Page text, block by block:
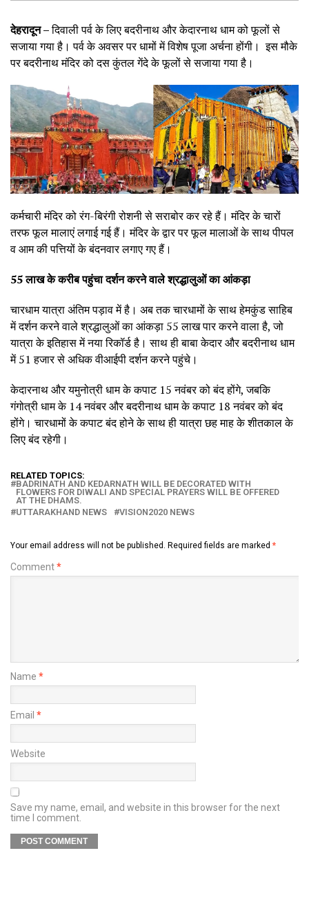
देहरादून –दिवाली पर्व के लिए बदरीनाथ और केदारनाथ धाम को फूलों से
सजाया गया है। पर्व के अवसर पर धामों में विशेष पूजा अर्चना होंगी। इस मौके
पर बदरीनाथ मंदिर को दस कुंतल गेंदे के फूलों से सजाया गया है।
कर्मचारी मंदिर को रंग-बिरंगी रोशनी से सराबोर कर रहे हैं। मंदिर के चारों
तरफ फूल मालाएं लगाई गई हैं। मंदिर के द्वार पर फूल मालाओं के साथ पीपल
व आम की पत्तियों के बंदनवार लगाए गए हैं।
55 लाख के करीब पहुंचा दर्शन करने वाले श्रद्धालुओं का आंकड़ा
चारधाम यात्रा अंतिम पड़ाव में है। अब तक चारधामों के साथ हेमकुंड साहिब
में दर्शन करने वाले श्रद्धालुओं का आंकड़ा 55 लाख पार करने वाला है, जो
यात्रा के इतिहास में नया रिकॉर्ड है। साथ ही बाबा केदार और बदरीनाथ धाम
में 51 हजार से अधिक वीआईपी दर्शन करने पहुंचे।
केदारनाथ और यमुनोत्री धाम के कपाट 15 नवंबर को बंद होंगे, जबकि
गंगोत्री धाम के 14 नवंबर और बदरीनाथ धाम के कपाट 18 नवंबर को बंद
होंगे। चारधामों के कपाट बंद होने के साथ ही यात्रा छह माह के शीतकाल के
लिए बंद रहेगी।
RELATED TOPICS:
BADRINATH AND KEDARNATH WILL BE DECORATED WITH
FLOWERS FOR DIWALI AND SPECIAL PRAYERS WILL BE OFFERED
AT THE DHAMS.
UTTARAKHAND NEWS
VISION2020 NEWS
Your email address will not be published. Required fields are marked *
Comment*
Name *
Email *
Website
Save my name, email, and website in this browser for the next
time I comment.